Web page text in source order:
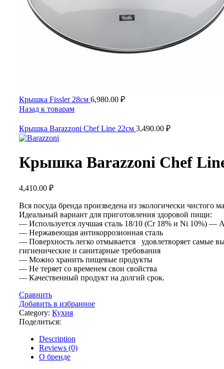
Крышка Fissler 28см 6,980.00 ₽
Назад к товарам
Крышка Barazzoni Chef Line 22см 3,490.00 ₽
Крышка Barazzoni Chef
4,410.00 ₽
Вся посуда бренда произведена из экологически чистого
Идеальный вариант для приготовления здоровой пищи:
— Используется лучшая сталь 18/10 (Cr 18% и Ni 10%) —
— Нержавеющая антикоррозионная сталь
— Поверхность легко отмывается удовлетворяет самые
гигиенические и санитарные требования
— Можно хранить пищевые продукты
— Не теряет со временем свои свойства
— Качественный продукт на долгий срок.
Сравнить
Добавить в избранное
Category: Кухня
Поделиться:
Description
Reviews (0)
О бренде